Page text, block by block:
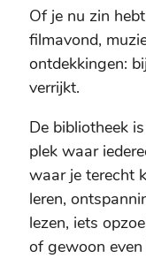
Of je nu zin
filmavond,
ontdekkingen:
verrijkt.
De bibliotheek
plek waar
waar je terecht
leren,
lezen, iets
of gewoon even